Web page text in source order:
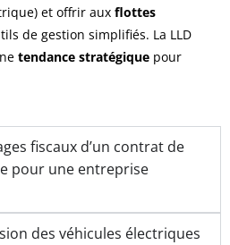
et offrir aux flottes
de gestion simplifiés. La LLD
tendance stratégique pour
fiscaux d’un contrat de
pour une entreprise
des véhicules électriques